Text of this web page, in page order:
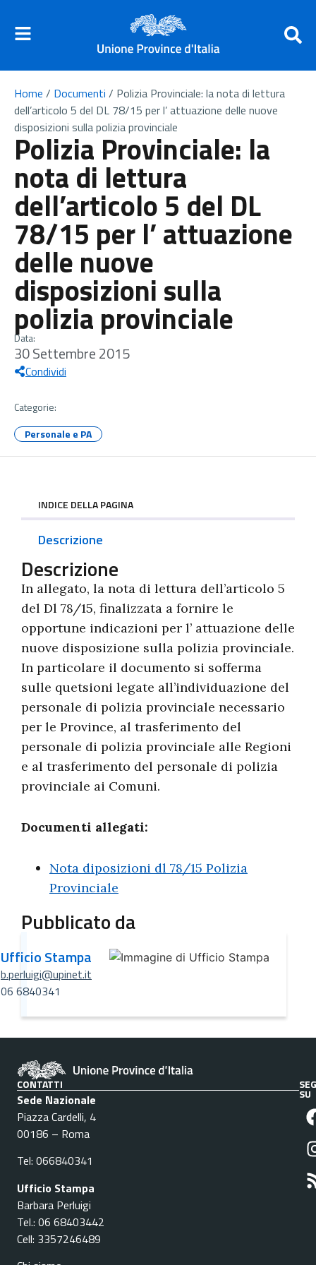
Home / Documenti / Polizia Provinciale: la nota di lettura
dell’articolo 5 del DL 78/15 per l’ attuazione delle nuove
disposizioni sulla polizia provinciale
Polizia Provinciale: la
nota di lettura
dell’articolo 5 del DL
78/15 per l’ attuazione
delle nuove
disposizioni sulla
polizia provinciale
Data:
30 Settembre 2015
Condividi
Categorie:
Personale e PA
INDICE DELLA PAGINA
Descrizione
Descrizione
In allegato, la nota di lettura dell’articolo 5
del Dl 78/15, finalizzata a fornire le
opportune indicazioni per l’ attuazione delle
nuove disposizione sulla polizia provinciale.
In particolare il documento si sofferma
sulle quetsioni legate all’individuazione del
personale di polizia provinciale necessario
per le Province, al trasferimento del
personale di polizia provinciale alle Regioni
e al trasferimento del personale di polizia
provinciale ai Comuni.
Documenti allegati:
Nota diposizioni dl 78/15 Polizia
Provinciale
Pubblicato da
Ufficio Stampa
b.perluigi@upinet.it
06 6840341
CONTATTI
Sede Nazionale
Piazza Cardelli, 4
00186 – Roma
Tel: 066840341
Ufficio Stampa
Barbara Perluigi
Tel.: 06 68403442
Cell: 3357246489
SU